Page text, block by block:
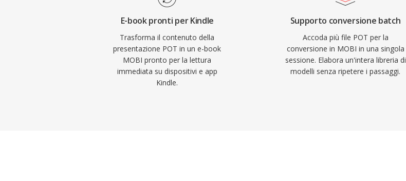
E-book pronti per Kindle
Trasforma il contenuto della
presentazione POT in un e-book
MOBI pronto per la lettura
immediata su dispositivi e app
Kindle.
Supporto conversione batch
Accoda più file POT per la
conversione in MOBI in una singola
sessione. Elabora un'intera libreria di
modelli senza ripetere i passaggi.